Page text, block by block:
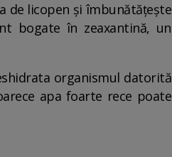
de licopen și îmbunătățește
bogate în zeaxantină, un
organismul datorită
apa foarte rece poate